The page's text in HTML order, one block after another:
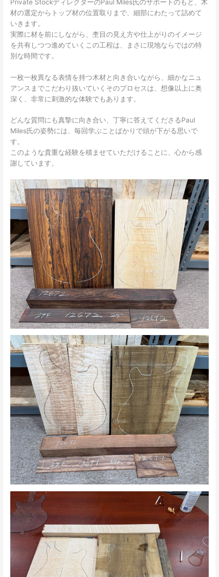
Private StockディレクターのPaul Miles氏のサポートのもと、木
材の選定からトップ材の位置取りまで、細部にわたって詰めて
いきます。
実際に材を前にしながら、杢目の見え方や仕上がりのイメージ
を共有しつつ進めていくこの工程は、まさに現地ならではの特
別な時間です。
一枚一枚異なる表情を持つ木材と向き合いながら、細かなニュ
アンスまでこだわり抜いていくそのプロセスは、想像以上に奥
深く、非常に刺激的な体験でもあります。
どんな質問にも真摯に向き合い、丁寧に答えてくださるPaul
Miles氏の姿勢には、毎回学ぶことばかりで頭が下がる思いで
す。
このような貴重な経験を積ませていただけることに、心から感
謝しています。